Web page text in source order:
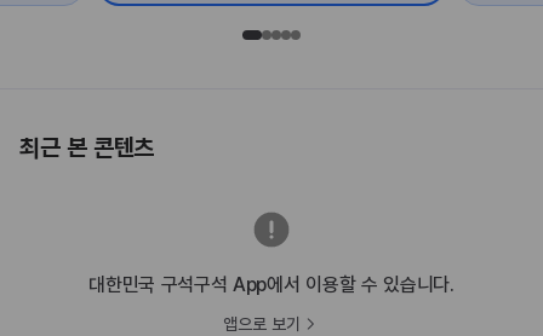
최근 본 콘텐츠
대한민국 구석구석 App에서 이용할 수 있습니다.
앱으로 보기